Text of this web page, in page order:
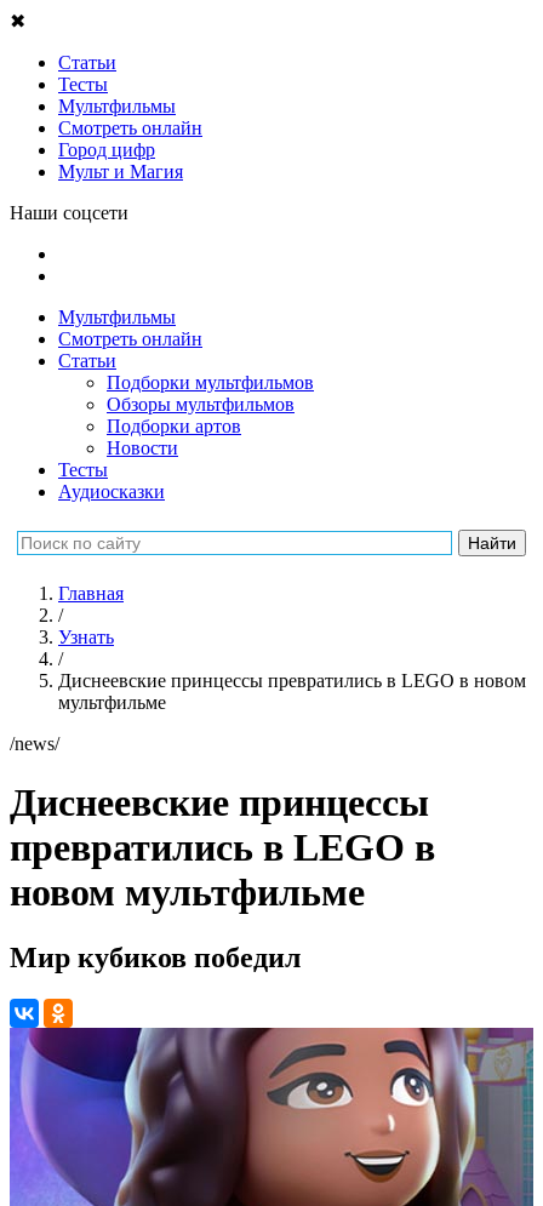
✖
Статьи
Тесты
Мультфильмы
Смотреть онлайн
Город цифр
Мульт и Магия
Наши соцсети
Мультфильмы
Смотреть онлайн
Статьи
Подборки мультфильмов
Обзоры мультфильмов
Подборки артов
Новости
Тесты
Аудиосказки
Главная
/
Узнать
/
Диснеевские принцессы превратились в LEGO в новом
мультфильме
/news/
Диснеевские принцессы
превратились в LEGO в
новом мультфильме
Мир кубиков победил